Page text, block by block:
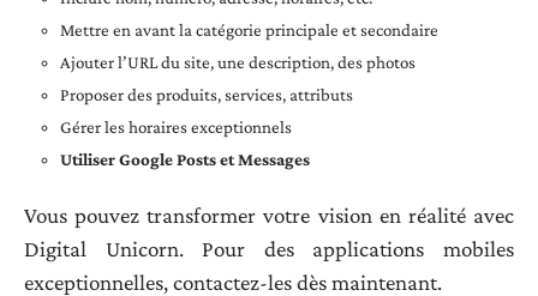
Mettre en avant la catégorie principale et secondaire
Ajouter l’URL du site, une description, des photos
Proposer des produits, services, attributs
Gérer les horaires exceptionnels
Utiliser Google Posts et Messages
Vous pouvez transformer votre vision en réalité avec
Digital Unicorn. Pour des applications mobiles
exceptionnelles, contactez-les dès maintenant.